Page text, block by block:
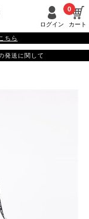
ログイン カート
0
こちら
発送に関して